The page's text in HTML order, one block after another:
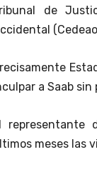
de
a Saab sin
representante
meses las